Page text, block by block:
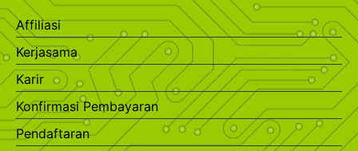
Affiliasi
Kerjasama
Karir
Konfirmasi Pembayaran
Pendaftaran